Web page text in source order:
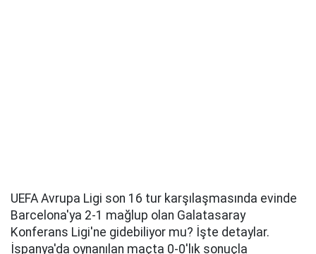
UEFA Avrupa Ligi son 16 tur karşılaşmasında evinde
Barcelona'ya 2-1 mağlup olan Galatasaray
Konferans Ligi'ne gidebiliyor mu? İşte detaylar.
İspanya'da oynanılan maçta 0-0'lık sonuçla